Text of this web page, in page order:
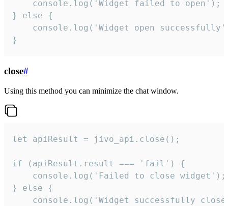
    console.log('Widget failed to open');
} else {
console.log('Widget open
}
close#
Using this method you can minimize the chat window.
let apiResult = jivo_api.close();
if (apiResult.result === 'fail') {
    console.log('Failed to close widget');
} else {
console.log('Widget successfully